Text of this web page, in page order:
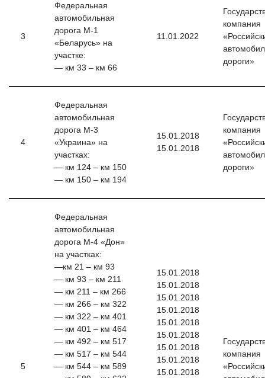
3
Федеральная
автомобильная
дорога М-1
«Беларусь» на
участке:
— км 33 – км 66
11.01.2022
компания
дороги»
4
Федеральная
автомобильная
дорога М-3
«Украина» на
участках:
— км 124 – км 150
— км 150 – км 194
15.01.2018
15.01.2018
компания
дороги»
5
Федеральная
автомобильная
дорога М-4 «Дон»
на участках:
—км 21 – км 93
— км 93 – км 211
— км 211 – км 266
— км 266 – км 322
— км 322 – км 401
— км 401 – км 464
— км 492 – км 517
— км 517 – км 544
— км 544 – км 589
15.01.2018
15.01.2018
15.01.2018
15.01.2018
15.01.2018
15.01.2018
15.01.2018
15.01.2018
15.01.2018
компания